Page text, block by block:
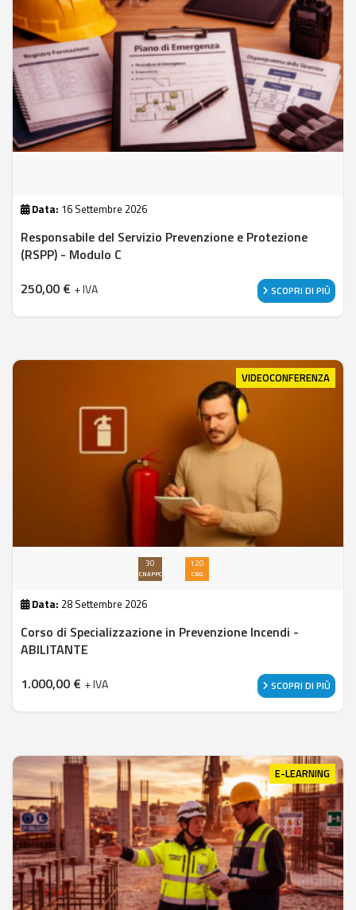
Data: 16 Settembre 2026
Responsabile del Servizio Prevenzione e Protezione
(RSPP) - Modulo C
250,00 € + IVA SCOPRI DI PIÙ
VIDEOCONFERENZA
30
CNAPPC
120
CNG
Data: 28 Settembre 2026
Corso di Specializzazione in Prevenzione Incendi -
ABILITANTE
1.000,00 € + IVA SCOPRI DI PIÙ
E-LEARNING